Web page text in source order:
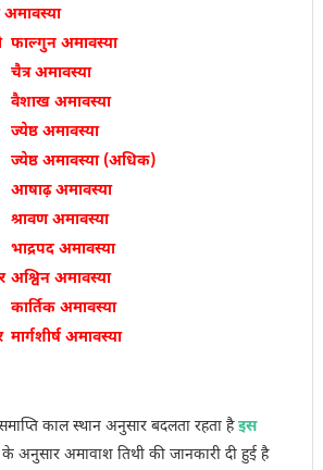
अमावस्या
फाल्गुन अमावस्या
चैत्र अमावस्या
वैशाख अमावस्या
ज्येष्ठ अमावस्या
ज्येष्ठ अमावस्या (अधिक)
आषाढ़ अमावस्या
श्रावण अमावस्या
भाद्रपद अमावस्या
अश्विन अमावस्या
कार्तिक अमावस्या
मार्गशीर्ष अमावस्या
काल स्थान अनुसार बदलता रहता हैइस
अनुसार अमावाश तिथी की जानकारी दी हुई है